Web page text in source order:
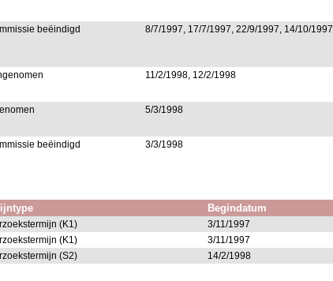
beëindigd 8/7/1997, 17/7/1997, 22/9/1997, 14/10/1997
11/2/1998, 12/2/1998
5/3/1998
beëindigd 3/3/1998
Begindatum
(K1) 3/11/1997
(K1) 3/11/1997
(S2) 14/2/1998